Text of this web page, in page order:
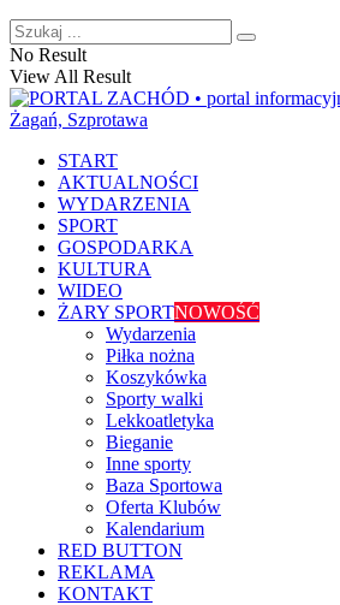
No Result
View All Result
START
AKTUALNOŚCI
WYDARZENIA
SPORT
GOSPODARKA
KULTURA
WIDEO
ŻARY SPORTNOWOŚĆ
Wydarzenia
Piłka nożna
Koszykówka
Sporty walki
Lekkoatletyka
Bieganie
Inne sporty
Baza Sportowa
Oferta Klubów
Kalendarium
RED BUTTON
REKLAMA
KONTAKT